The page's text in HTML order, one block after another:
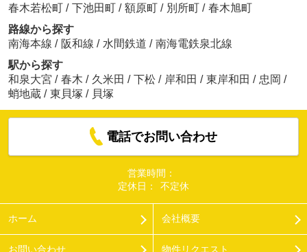
春木若松町 / 下池田町 / 額原町 / 別所町 / 春木旭町
路線から探す
南海本線 / 阪和線 / 水間鉄道 / 南海電鉄泉北線
駅から探す
和泉大宮 / 春木 / 久米田 / 下松 / 岸和田 / 東岸和田 / 忠岡 /
蛸地蔵 / 東貝塚 / 貝塚
電話でお問い合わせ
営業時間：
定休日：
不定休
ホーム 会社概要
お問い合わせ 物件リクエスト